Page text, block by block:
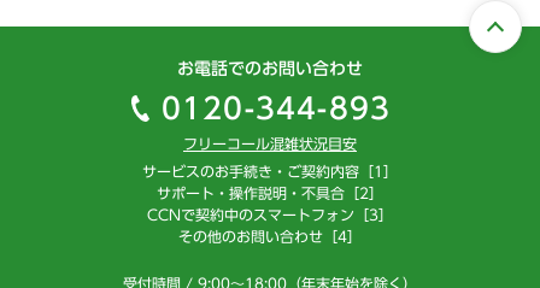
お電話でのお問い合わせ
0120-344-893
フリーコール混雑状況目安
サービスのお手続き・ご契約内容［1］
サポート・操作説明・不具合［2］
CCNで契約中のスマートフォン［3］
その他のお問い合わせ［4］
受付時間 / 9:00～18:00（年末年始を除く）